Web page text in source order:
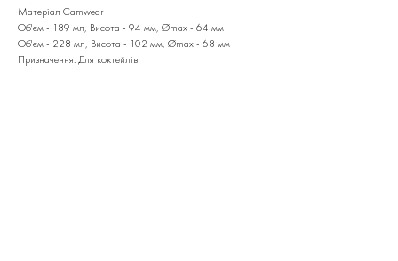
Матеріал Camwear
Об'єм - 189 мл, Висота - 94 мм, Ømax - 64 мм
Об'єм - 228 мл, Висота - 102 мм, Ømax - 68 мм
Призначення: Для коктейлів